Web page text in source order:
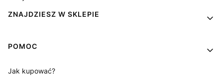
ZNAJDZIESZ W SKLEPIE
POMOC
Jak kupować?